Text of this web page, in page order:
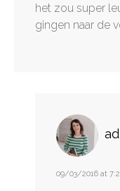
het zou super
gingen naar de
09/03/2016 at